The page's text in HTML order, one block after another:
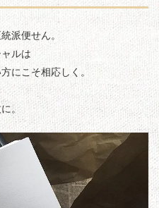
派便せん。
ルは
にこそ相応しく。
。